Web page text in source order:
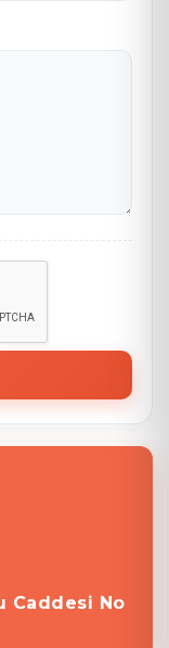
Caddesi No